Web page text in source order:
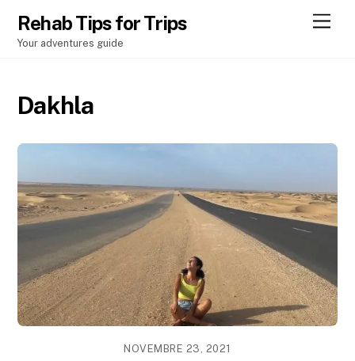
Rehab Tips for Trips
Your adventures guide
Dakhla
NOVEMBRE 23, 2021